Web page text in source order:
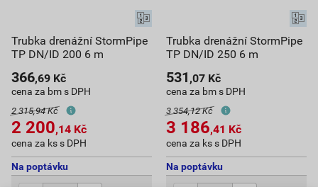
Trubka drenážní StormPipe
TP DN/ID 200 6 m
366,69 Kč
cena za bm s DPH
2 315,94 Kč
2 200,14 Kč
cena za ks s DPH
Na poptávku
Trubka drenážní StormPipe
TP DN/ID 250 6 m
531 ,07 Kč
cena za bm s DPH
3 354,12 Kč
3 186,41 Kč
cena za ks s DPH
Na poptávku